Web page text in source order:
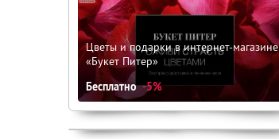
Цветы и подарки в интернет-магазине
«Букет Питер»
Бесплатно -5%